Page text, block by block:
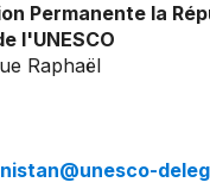
Permanente la
l'UNESCO
Raphaël